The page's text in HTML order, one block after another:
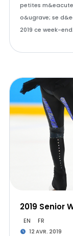
petites
o&ugrave; se
2019 ce week-
2019 Senior
EN FR
12 AVR. 2019